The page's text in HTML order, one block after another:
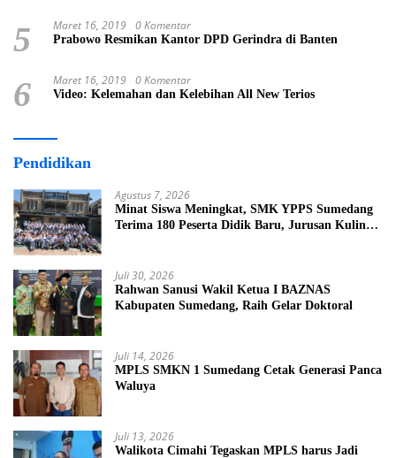
5 Maret 16, 2019 0 Komentar
Prabowo Resmikan Kantor DPD Gerindra di Banten
6 Maret 16, 2019 0 Komentar
Video: Kelemahan dan Kelebihan All New Terios
Pendidikan
Agustus 7, 2026
Minat Siswa Meningkat, SMK YPPS Sumedang
Terima 180 Peserta Didik Baru, Jurusan Kuliner
Juli 30, 2026
Rahwan Sanusi Wakil Ketua I BAZNAS
Kabupaten Sumedang, Raih Gelar Doktoral
Juli 14, 2026
MPLS SMKN 1 Sumedang Cetak Generasi Panca
Waluya
Juli 13, 2026
Walikota Cimahi Tegaskan MPLS harus Jadi